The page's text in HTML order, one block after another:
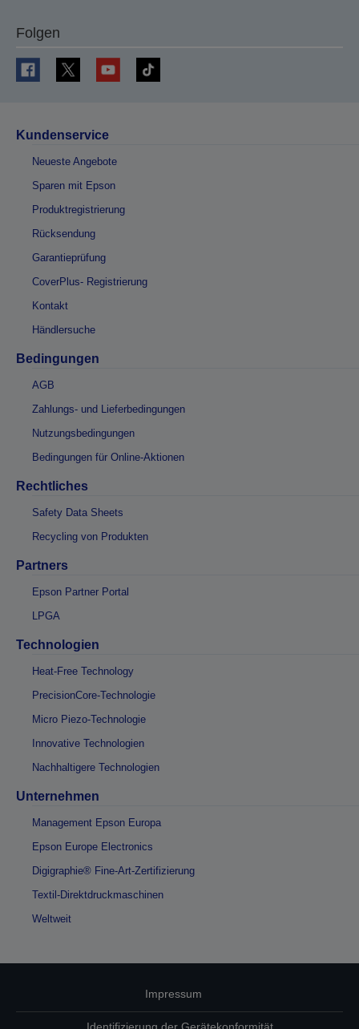
Folgen
Kundenservice
Neueste Angebote
Sparen mit Epson
Produktregistrierung
Rücksendung
Garantieprüfung
CoverPlus- Registrierung
Kontakt
Händlersuche
Bedingungen
AGB
Zahlungs- und Lieferbedingungen
Nutzungsbedingungen
Bedingungen für Online-Aktionen
Rechtliches
Safety Data Sheets
Recycling von Produkten
Partners
Epson Partner Portal
LPGA
Technologien
Heat-Free Technology
PrecisionCore-Technologie
Micro Piezo-Technologie
Innovative Technologien
Nachhaltigere Technologien
Unternehmen
Management Epson Europa
Epson Europe Electronics
Digigraphie® Fine-Art-Zertifizierung
Textil-Direktdruckmaschinen
Weltweit
Impressum
Identifizierung der Gerätekonformität